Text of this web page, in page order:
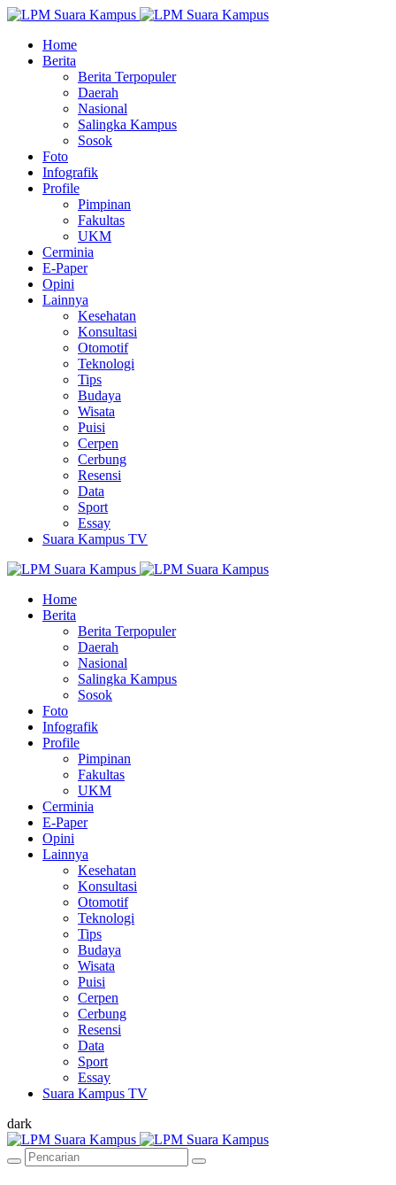
Home
Berita
Berita Terpopuler
Daerah
Nasional
Salingka Kampus
Sosok
Foto
Infografik
Profile
Pimpinan
Fakultas
UKM
Cerminia
E-Paper
Opini
Lainnya
Kesehatan
Konsultasi
Otomotif
Teknologi
Tips
Budaya
Wisata
Puisi
Cerpen
Cerbung
Resensi
Data
Sport
Essay
Suara Kampus TV
Home
Berita
Berita Terpopuler
Daerah
Nasional
Salingka Kampus
Sosok
Foto
Infografik
Profile
Pimpinan
Fakultas
UKM
Cerminia
E-Paper
Opini
Lainnya
Kesehatan
Konsultasi
Otomotif
Teknologi
Tips
Budaya
Wisata
Puisi
Cerpen
Cerbung
Resensi
Data
Sport
Essay
Suara Kampus TV
dark